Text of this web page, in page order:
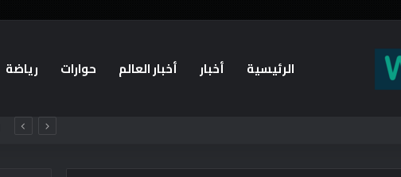
الرئيسية أخبار أخبار العالم حوارات رياضة